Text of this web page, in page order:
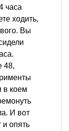
часа
ходить,
Вы
48,
в коем
И вот
и опять